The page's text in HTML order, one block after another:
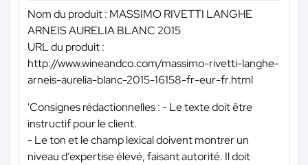
Nom du produit : MASSIMO RIVETTI LANGHE
ARNEIS AURELIA BLANC 2015
URL du produit :
http://www.wineandco.com/massimo-rivetti-langhe-
arneis-aurelia-blanc-2015-16158-fr-eur-fr.html
'Consignes rédactionnelles : - Le texte doit être
instructif pour le client.
- Le ton et le champ lexical doivent montrer un
niveau d’expertise élevé, faisant autorité. Il doit